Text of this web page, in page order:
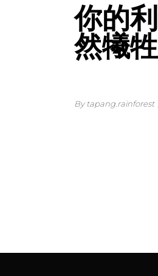
你的
然犧
By tapang.rainforest